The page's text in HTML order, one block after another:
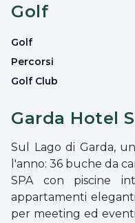
Golf
Golf
Percorsi
Golf Club
Garda Hotel
Sul Lago di Garda,
l'anno: 36 buche da
SPA con piscine
appartamenti
per meeting ed